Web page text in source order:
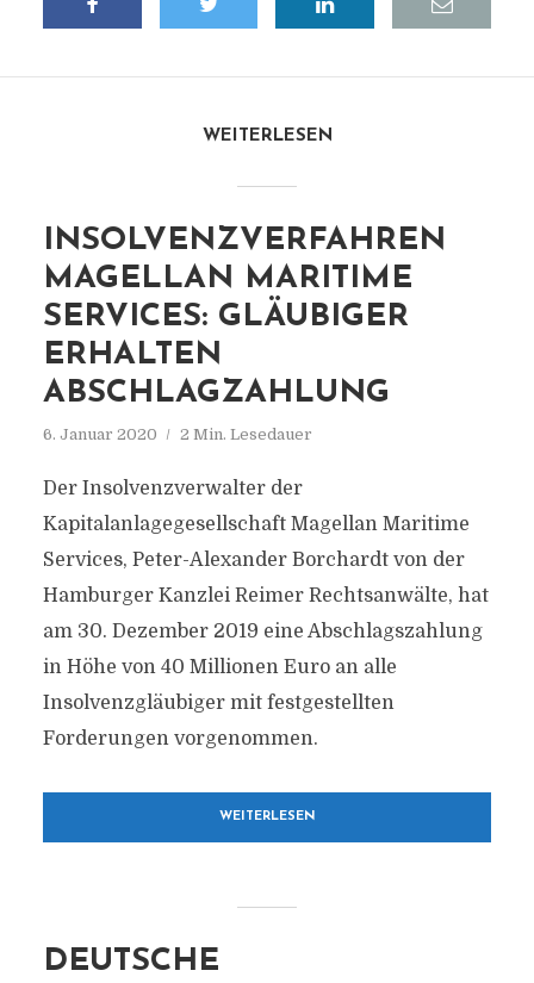
WEITERLESEN
INSOLVENZVERFAHREN
MAGELLAN MARITIME
SERVICES: GLÄUBIGER
ERHALTEN
ABSCHLAGZAHLUNG
6. Januar 2020 2 Min. Lesedauer
Der Insolvenzverwalter der
Kapitalanlagegesellschaft Magellan Maritime
Services, Peter-Alexander Borchardt von der
Hamburger Kanzlei Reimer Rechtsanwälte, hat
am 30. Dezember 2019 eine Abschlagszahlung
in Höhe von 40 Millionen Euro an alle
Insolvenzgläubiger mit festgestellten
Forderungen vorgenommen.
WEITERLESEN
DEUTSCHE